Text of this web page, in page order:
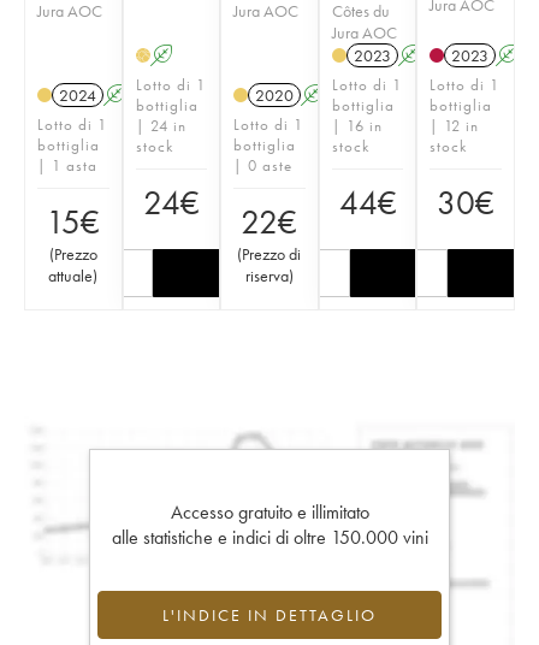
Jura AOC
2024 A
Lotto di 1
bottiglia
| 1 asta
15€
(Prezzo
attuale)
HA
Lotto di 1
bottiglia
| 24 in
stock
24€
Jura AOC
2020 A
Lotto di 1
bottiglia
| 0 aste
22€
(Prezzo di
riserva)
Côtes du
Jura AOC
2023 A
Lotto di 1
bottiglia
| 16 in
stock
44€
Jura AOC
2023 A
Lotto di 1
bottiglia
| 12 in
stock
30€
Accesso gratuito e illimitato
alle statistiche e indici di oltre 150.000 vini
L'INDICE IN DETTAGLIO